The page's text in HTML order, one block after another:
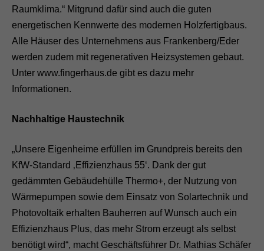
Raumklima.“ Mitgrund dafür sind auch die guten
energetischen Kennwerte des modernen Holzfertigbaus.
Alle Häuser des Unternehmens aus Frankenberg/Eder
werden zudem mit regenerativen Heizsystemen gebaut.
Unter www.fingerhaus.de gibt es dazu mehr
Informationen.
Nachhaltige Haustechnik
„Unsere Eigenheime erfüllen im Grundpreis bereits den
KfW-Standard ‚Effizienzhaus 55‘. Dank der gut
gedämmten Gebäudehülle Thermo+, der Nutzung von
Wärmepumpen sowie dem Einsatz von Solartechnik und
Photovoltaik erhalten Bauherren auf Wunsch auch ein
Effizienzhaus Plus, das mehr Strom erzeugt als selbst
benötigt wird“, macht Geschäftsführer Dr. Mathias Schäfer